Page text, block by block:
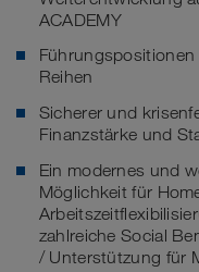
ACADEMY
Reihen
Sicherer und
Finanzstärke und
Ein modernes und
Möglichkeit für
zahlreiche Social
/ Unterstützung für